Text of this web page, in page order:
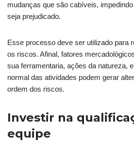
mudanças que são cabíveis,
seja prejudicado.
Esse processo deve ser utilizado para
os riscos. Afinal, fatores
sua ferramentaria, ações da natureza,
normal das atividades podem gerar
ordem dos riscos.
Investir na
equipe